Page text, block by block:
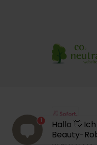
Hallo 👋
Beauty-
1